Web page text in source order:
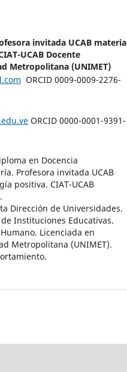
invitada UCAB materia
UCAB Docente
Metropolitana (UNIMET)
ORCID 0009-0009-2276-
ORCID 0000-0001-9391-
en Docencia
Profesora invitada UCAB
positiva. CIAT-UCAB
Dirección de Universidades.
Instituciones Educativas.
Licenciada en
Metropolitana (UNIMET).